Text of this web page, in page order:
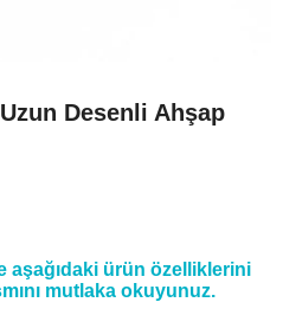
Desenli Ahşap
aşağıdaki ürün özelliklerini
mutlaka okuyunuz.